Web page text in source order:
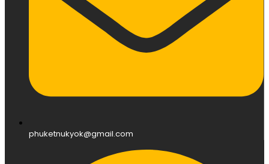
phuketnukyok@gmail.com